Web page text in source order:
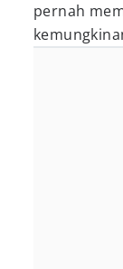
pernah